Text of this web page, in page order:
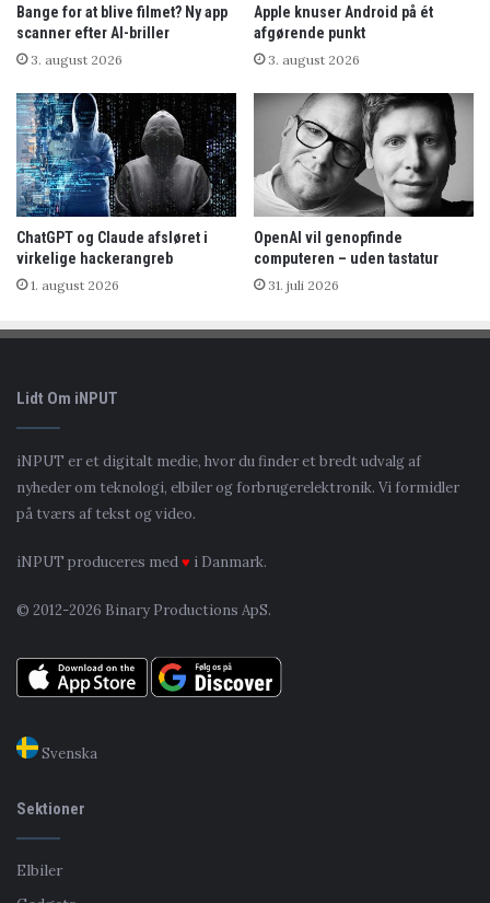
Bange for at blive filmet? Ny app
scanner efter AI-briller
3. august 2026
Apple knuser Android på ét
afgørende punkt
3. august 2026
ChatGPT og Claude afsløret i
virkelige hackerangreb
1. august 2026
OpenAI vil genopfinde
computeren – uden tastatur
31. juli 2026
Lidt Om iNPUT
iNPUT er et digitalt medie, hvor du finder et bredt udvalg af
nyheder om teknologi, elbiler og forbrugerelektronik. Vi formidler
på tværs af tekst og video.
iNPUT produceres med♥ i Danmark.
© 2012-2026 Binary Productions ApS.
Svenska
Sektioner
Elbiler